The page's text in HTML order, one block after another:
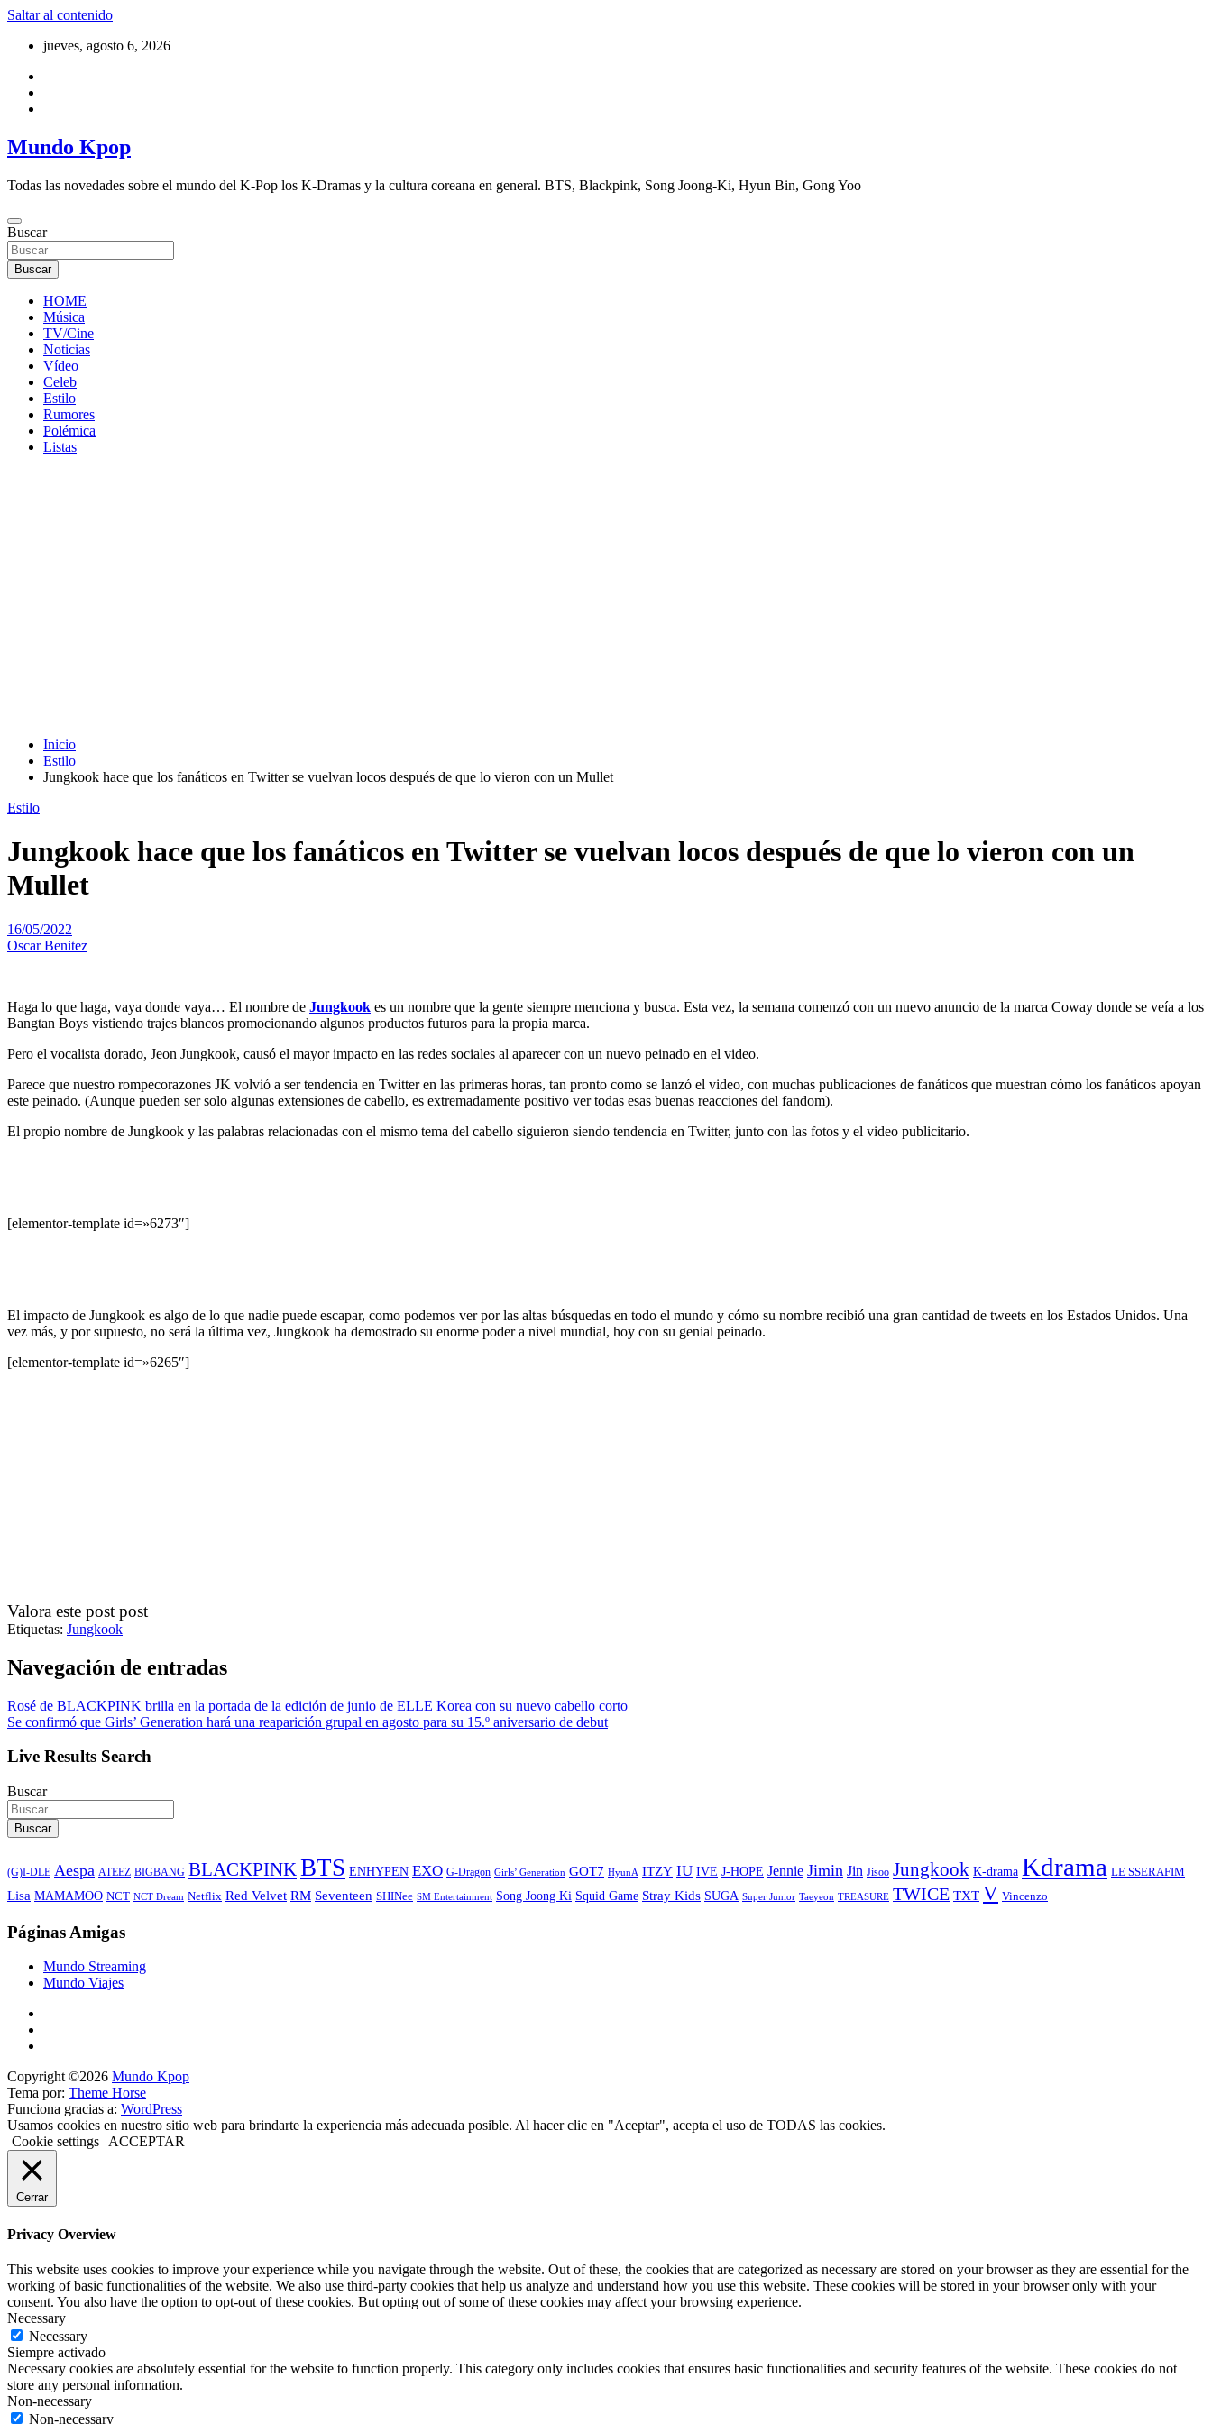
Saltar al contenido
jueves, agosto 6, 2026
Mundo Kpop
Todas las novedades sobre el mundo del K-Pop los K-Dramas y la cultura coreana en general. BTS, Blackpink, Song Joong-Ki, Hyun Bin, Gong Yoo
Buscar
Buscar
HOME
Música
TV/Cine
Noticias
Vídeo
Celeb
Estilo
Rumores
Polémica
Listas
Inicio
Estilo
Jungkook hace que los fanáticos en Twitter se vuelvan locos después de que lo vieron con un Mullet
Estilo
Jungkook hace que los fanáticos en Twitter se vuelvan locos después de que lo vieron con un
Mullet
16/05/2022
Oscar Benitez
Haga lo que haga, vaya donde vaya… El nombre de Jungkook es un nombre que la gente siempre menciona y busca. Esta vez, la semana comenzó con un nuevo anuncio de la marca Coway donde se veía a los
Bangtan Boys vistiendo trajes blancos promocionando algunos productos futuros para la propia marca.
Pero el vocalista dorado, Jeon Jungkook, causó el mayor impacto en las redes sociales al aparecer con un nuevo peinado en el video.
Parece que nuestro rompecorazones JK volvió a ser tendencia en Twitter en las primeras horas, tan pronto como se lanzó el video, con muchas publicaciones de fanáticos que muestran cómo los fanáticos apoyan
este peinado. (Aunque pueden ser solo algunas extensiones de cabello, es extremadamente positivo ver todas esas buenas reacciones del fandom).
El propio nombre de Jungkook y las palabras relacionadas con el mismo tema del cabello siguieron siendo tendencia en Twitter, junto con las fotos y el video publicitario.
[elementor-template id=»6273″]
El impacto de Jungkook es algo de lo que nadie puede escapar, como podemos ver por las altas búsquedas en todo el mundo y cómo su nombre recibió una gran cantidad de tweets en los Estados Unidos. Una
vez más, y por supuesto, no será la última vez, Jungkook ha demostrado su enorme poder a nivel mundial, hoy con su genial peinado.
[elementor-template id=»6265″]
Valora este post post
Etiquetas: Jungkook
Navegación de entradas
Rosé de BLACKPINK brilla en la portada de la edición de junio de ELLE Korea con su nuevo cabello corto
Se confirmó que Girls’ Generation hará una reaparición grupal en agosto para su 15.º aniversario de debut
Live Results Search
Buscar
Buscar
(G)I-DLE Aespa ATEEZ BIGBANG BLACKPINKBTS ENHYPEN EXO G-Dragon Girls’ Generation GOT7 HyunA ITZY IU IVE J-HOPE Jennie Jimin Jin Jisoo Jungkook K-drama Kdrama LE SSERAFIM
Lisa MAMAMOO NCT NCT Dream Netflix Red Velvet RM Seventeen SHINee SM Entertainment Song Joong Ki Squid Game Stray Kids SUGA Super Junior Taeyeon TREASURE TWICE TXT V Vincenzo
Páginas Amigas
Mundo Streaming
Mundo Viajes
Copyright ©2026 Mundo Kpop
Tema por: Theme Horse
Funciona gracias a: WordPress
Usamos cookies en nuestro sitio web para brindarte la experiencia más adecuada posible. Al hacer clic en "Aceptar", acepta el uso de TODAS las cookies.
Cookie settings
ACCEPTAR
Cerrar
Privacy Overview
This website uses cookies to improve your experience while you navigate through the website. Out of these, the cookies that are categorized as necessary are stored on your browser as they are essential for the
working of basic functionalities of the website. We also use third-party cookies that help us analyze and understand how you use this website. These cookies will be stored in your browser only with your
consent. You also have the option to opt-out of these cookies. But opting out of some of these cookies may affect your browsing experience.
Necessary
Necessary
Siempre activado
Necessary cookies are absolutely essential for the website to function properly. This category only includes cookies that ensures basic functionalities and security features of the website. These cookies do not
store any personal information.
Non-necessary
Non-necessary